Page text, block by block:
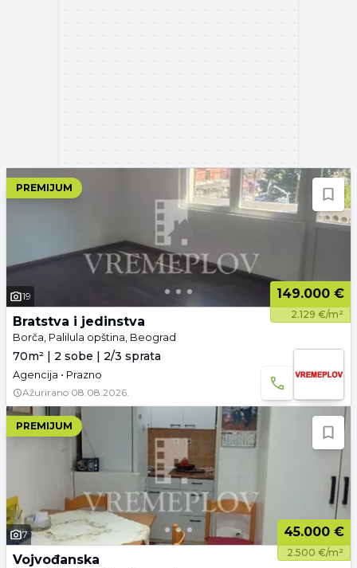
PREMIJUM
19 149.000 €
2.129 €/m²
Bratstva i jedinstva
Borča, Palilula opština, Beograd
70m² | 2 sobe | 2/3 sprata
Agencija • Prazno
Ažurirano 08.08.2026.
PREMIJUM
7 45.000 €
2.500 €/m²
Vojvođanska